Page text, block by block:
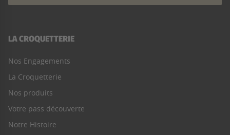
LA CROQUETTERIE
Nos Engagements
La Croquetterie
Nos produits
Votre pass découverte
Notre Histoire